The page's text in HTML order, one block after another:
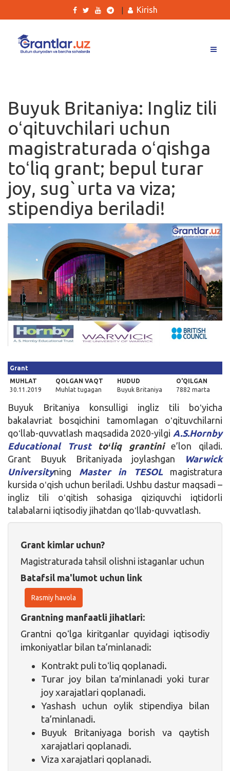
Ishlar
Kurslar
Blog
Yana
Kirish
Buyuk Britaniya: Ingliz tili
oʻqituvchilari uchun
magistraturada oʻqishga
toʻliq grant; bepul turar
joy, sug`urta va viza;
stipendiya beriladi!
Grant
MUHLAT
30.11.2019
QOLGAN VAQT
Muhlat tugagan
HUDUD
Buyuk Britaniya
O'QILGAN
7882 marta
Buyuk Britaniya konsulligi ingliz tili boʻyicha
bakalavriat bosqichini tamomlagan oʻqituvchilarni
qoʻllab-quvvatlash maqsadida 2020-yilgi A.S.Hornby
Educational Trusttoʻliq grantinie’lon qiladi.
Grant Buyuk Britaniyada joylashgan
Warwick
Universityning Master in TESOLmagistratura
kursida oʻqish uchun beriladi. Ushbu dastur maqsadi –
ingliz tili oʻqitish sohasiga qiziquvchi iqtidorli
talabalarni iqtisodiy jihatdan qoʻllab-quvvatlash.
Grant kimlar uchun?
Magistraturada tahsil olishni istaganlar uchun
Batafsil ma'lumot uchun link
Rasmiy havola
Grantning manfaatli jihatlari:
Grantni qoʻlga kiritganlar quyidagi iqtisodiy
imkoniyatlar bilan ta’minlanadi:
Kontrakt puli toʻliq qoplanadi.
Turar joy bilan ta’minlanadi yoki turar
joy xarajatlari qoplanadi.
Yashash uchun oylik stipendiya bilan
ta’minlanadi.
Buyuk Britaniyaga borish va qaytish
xarajatlari qoplanadi.
Viza xarajatlari qoplanadi.